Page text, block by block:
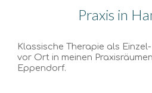
Praxis in
Klassische Therapie als Einzel
vor Ort in meinen
Eppendorf.